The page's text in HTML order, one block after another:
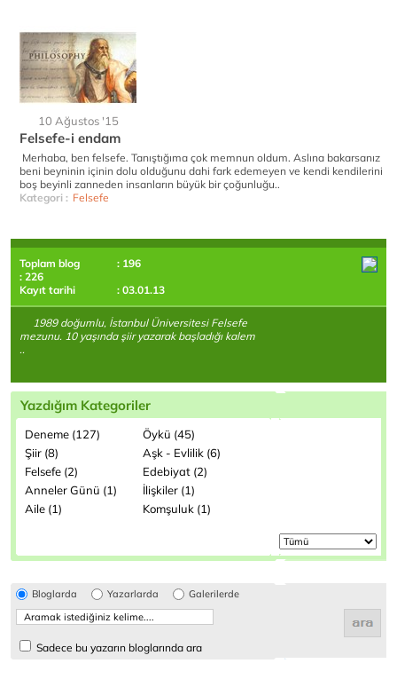
10 Ağustos '15
Felsefe-i endam
Merhaba, ben felsefe. Tanıştığıma çok memnun oldum. Aslına bakarsanız
beni beyninin içinin dolu olduğunu dahi fark edemeyen ve kendi kendilerini
boş beyinli zanneden insanların büyük bir çoğunluğu..
Kategori : Felsefe
Toplam blog
: 196
: 226
Kayıt tarihi
: 03.01.13
1989 doğumlu, İstanbul Üniversitesi Felsefe
mezunu. 10 yaşında şiir yazarak başladığı kalem
..
Yazdığım Kategoriler
Deneme (127)
Öykü (45)
Şiir (8)
Aşk - Evlilik (6)
Felsefe (2)
Edebiyat (2)
Anneler Günü (1)
İlişkiler (1)
Aile (1)
Komşuluk (1)
Bloglarda Yazarlarda Galerilerde
Sadece bu yazarın bloglarında ara